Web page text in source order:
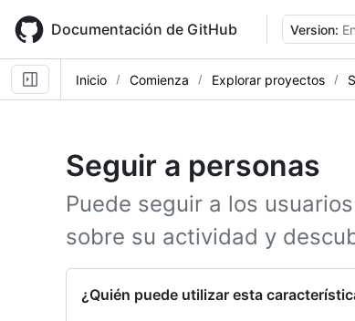
main
content
Documentación de GitHub Version:
Inicio Comienza Explorar proyectos
Seguir a personas
Puede seguir a los
sobre su actividad y
¿Quién puede utilizar esta